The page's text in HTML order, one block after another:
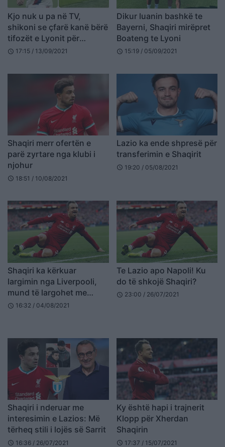
Kjo nuk u pa në TV,
shikoni se çfarë kanë bërë
tifozët e Lyonit për
Shaqirin (VIDEO)
schedule 17:15 / 13/09/2021
Dikur luanin bashkë te
Bayerni, Shaqiri mirëpret
Boateng te Lyoni
schedule 15:19 / 05/09/2021
Shaqiri merr ofertën e
parë zyrtare nga klubi i
njohur
schedule 18:51 / 10/08/2021
Lazio ka ende shpresë për
transferimin e Shaqirit
schedule 19:20 / 05/08/2021
Shaqiri ka kërkuar
largimin nga Liverpooli,
mund të largohet me
parametro zero
schedule 16:32 / 04/08/2021
Te Lazio apo Napoli! Ku
do të shkojë Shaqiri?
schedule 23:00 / 26/07/2021
Shaqiri i nderuar me
interesimin e Lazios: Më
tërheq stili i lojës së Sarrit
schedule 16:36 / 26/07/2021
Ky është hapi i trajnerit
Klopp për Xherdan
Shaqirin
schedule 17:37 / 15/07/2021